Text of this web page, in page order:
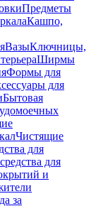
Предметы
Кашпо,
ВазыКлючницы,
Ширмы
Формы для
для
Бытовая
Чистящие
для
для
и
за